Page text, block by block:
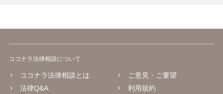
ココナラ法律相談について
ココナラ法律相談とは
法律Q&A
ご意見・ご要望
利用規約